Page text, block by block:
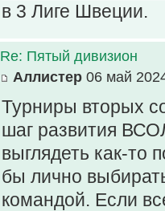
в 3 Лиге Швеции.
Re: Пятый дивизион
Аллистер 06 май
Турниры вторых
шаг развития
выглядеть как-то
бы лично
командой. Если